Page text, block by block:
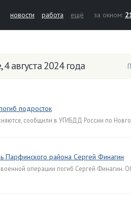
новости работа ещё за окном:
августа 2024 года
подросток
сообщили в УГИБДД России по
Парфинского района Сергей Финагин
операции погиб Сергей Финагин.